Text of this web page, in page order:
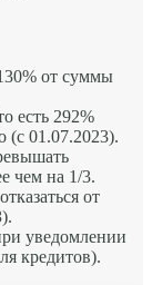
от суммы
есть 292%
(с 01.07.2023).
чем на 1/3.
от
уведомлении
кредитов).